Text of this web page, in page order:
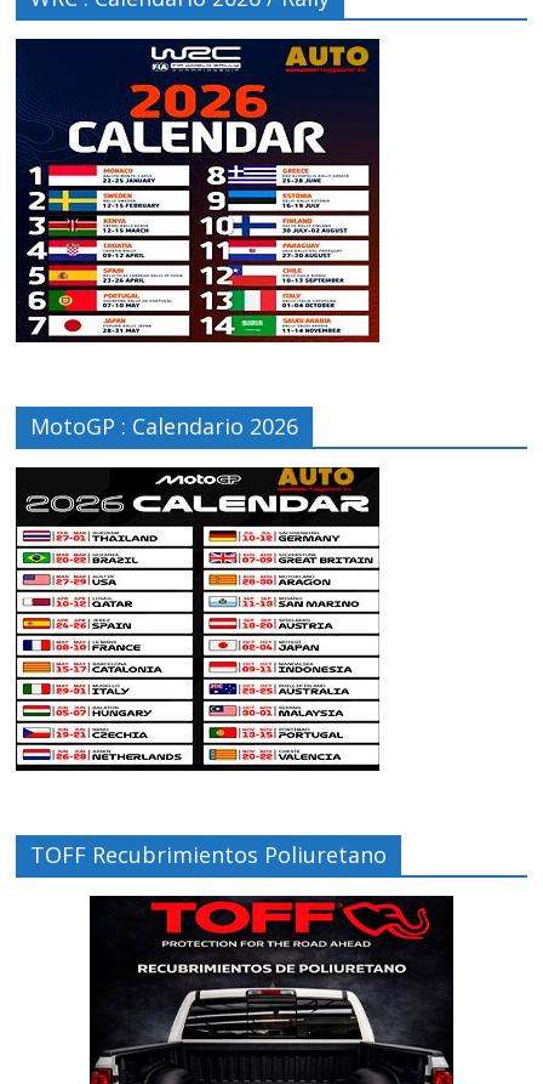
MotoGP : Calendario 2026
TOFF Recubrimientos Poliuretano